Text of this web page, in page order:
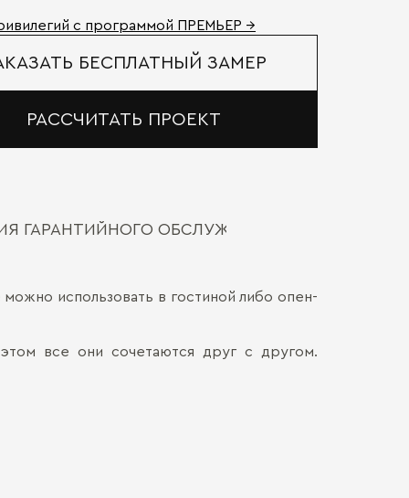
с программой ПРЕМЬЕР →
БЕСПЛАТНЫЙ ЗАМЕР
РАССЧИТАТЬ ПРОЕКТ
ГАРАНТИЙНОГО ОБСЛУЖИВАНИЯ
использовать в гостиной либо опен-
этом все они сочетаются друг с другом.